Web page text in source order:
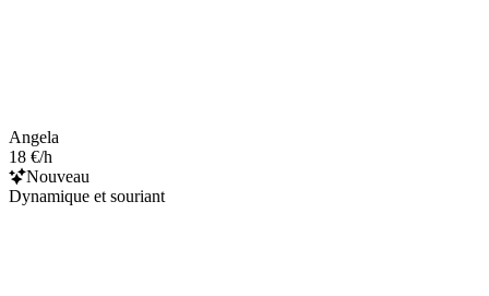
Angela
18 €/h
Nouveau
Dynamique et souriant